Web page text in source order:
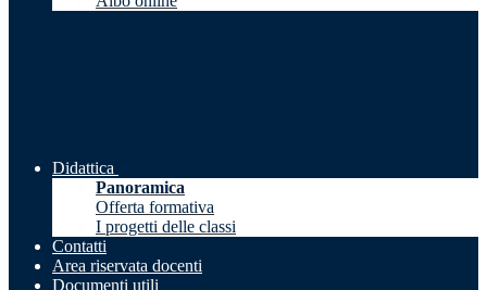
Didattica
Panoramica
Offerta formativa
I progetti delle classi
Contatti
Area riservata docenti
Documenti utili